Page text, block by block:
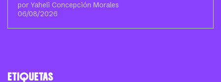
por Yaheli Concepción Morales
06/08/2026
ETIQUETAS